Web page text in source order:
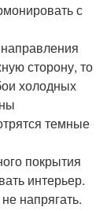
с
сторону, то
холодных
темные
покрытия
интерьер.
напрягать.